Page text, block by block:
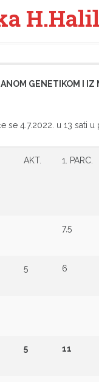
GENETIKOM I
4.7.2022. u 13 sati u
AKT. 1. PARC.
7,5
5 6
5 11